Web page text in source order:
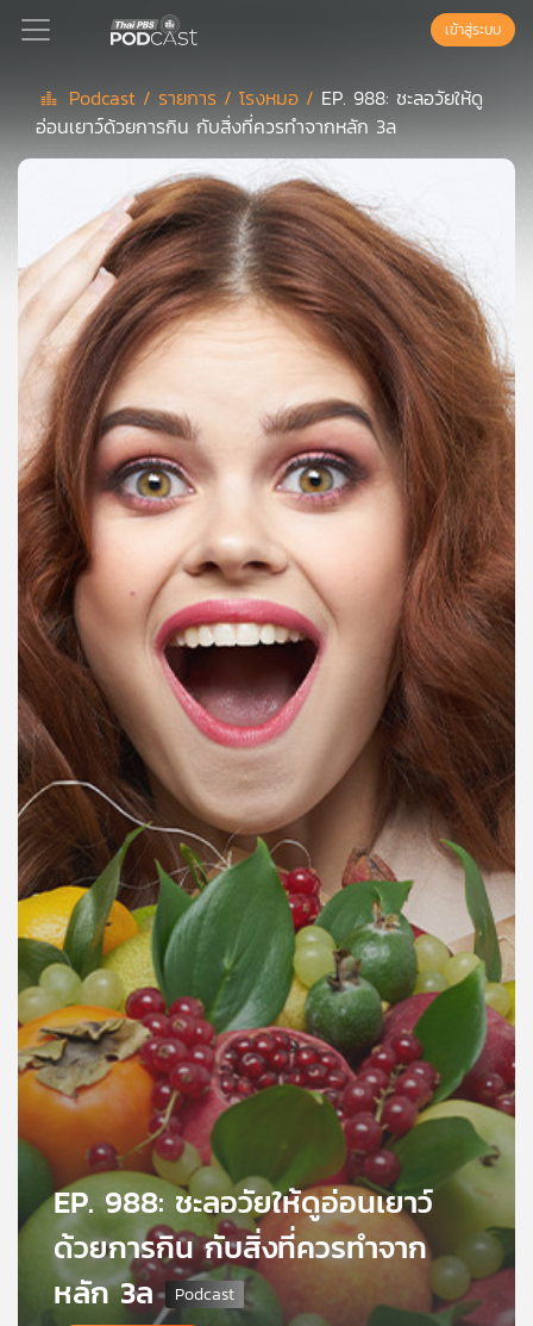
Podcast
ลิ
สต์
แนะนำ
เพล
ย์
ลิ
สต์
ของ
คุณ
เพลง
บทความ
ข่าว
และ
กิจกรรม
เกี่ยว
กับ
เรา
เครือ
ข่าย
วิทยุ
บี
เข้าสู่ระบบ
Podcast / รายการ /โรงหมอ / EP. 988: ชะลอวัยให้ดู
อ่อนเยาว์ด้วยการกิน กับสิ่งที่ควรทำจากหลัก 3ล
EP. 988: ชะลอวัยให้ดูอ่อนเยาว์
ด้วยการกิน กับสิ่งที่ควรทำจาก
หลัก 3ล